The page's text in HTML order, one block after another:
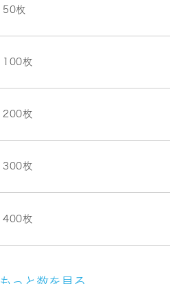
50枚
100枚
200枚
300枚
400枚